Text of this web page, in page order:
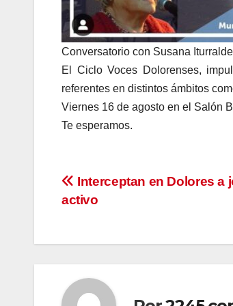
Conversatorio con Susana
El Ciclo Voces Dolorenses,
referentes en distintos ámbitos
Viernes 16 de agosto en el Salón
Te esperamos.
Navegación
entradas
Interceptan en Dolores a
activo